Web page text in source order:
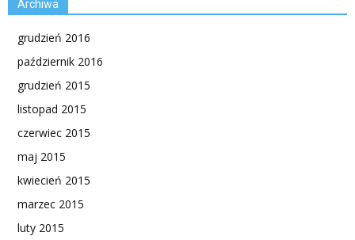
Archiwa
grudzień 2016
październik 2016
grudzień 2015
listopad 2015
czerwiec 2015
maj 2015
kwiecień 2015
marzec 2015
luty 2015